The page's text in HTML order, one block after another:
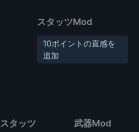
スタッツMod
10ポイントの直感を
追加
スタッツ
武器Mod